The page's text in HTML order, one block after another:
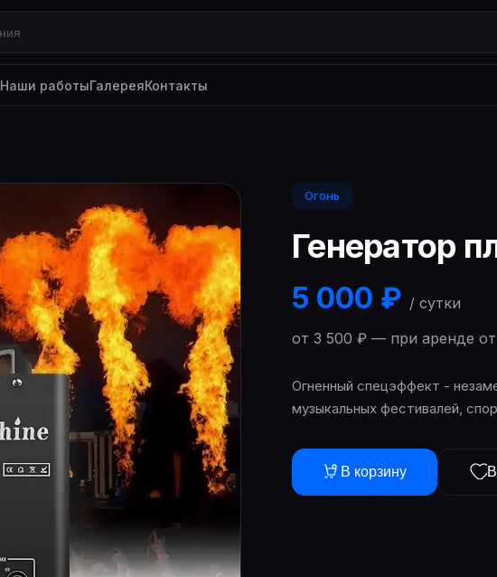
Наши работыГалереяКонтакты
Огонь
Генератор
5 000 ₽ / сутки
от 3 500 ₽ — при аренде от
Огненный спецэффект -
музыкальных фестивалей,
В корзину